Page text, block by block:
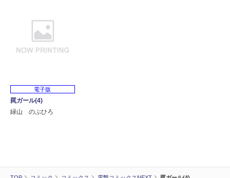
電子版
罠ガール(4)
緑山 のぶひろ